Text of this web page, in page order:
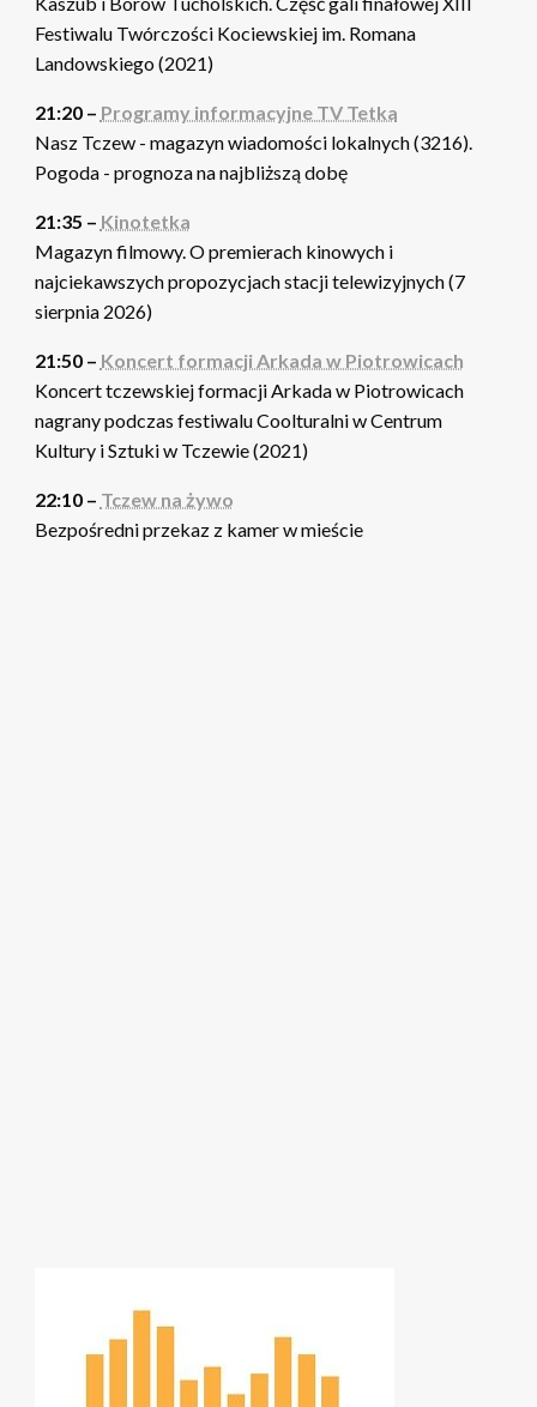
Festiwalu Twórczości Kociewskiej im. Romana
Landowskiego (2021)
21:20 – Programy informacyjne TV Tetka
Nasz Tczew - magazyn wiadomości lokalnych (3216).
Pogoda - prognoza na najbliższą dobę
21:35 – Kinotetka
Magazyn filmowy. O premierach kinowych i
najciekawszych propozycjach stacji telewizyjnych (7
sierpnia 2026)
21:50 – Koncert formacji Arkada w Piotrowicach
Koncert tczewskiej formacji Arkada w Piotrowicach
nagrany podczas festiwalu Coolturalni w Centrum
Kultury i Sztuki w Tczewie (2021)
22:10 – Tczew na żywo
Bezpośredni przekaz z kamer w mieście